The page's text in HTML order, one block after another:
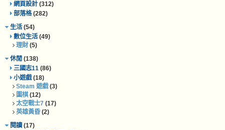
網頁設計(312)
部落格(282)
生活(54)
數位生活(49)
理財(5)
休閒 (138)
三國志11 (86)
小遊戲(18)
Steam 遊戲(3)
圍棋(12)
太空戰士7 (17)
英雄黃昏 (2)
閱讀 (17)